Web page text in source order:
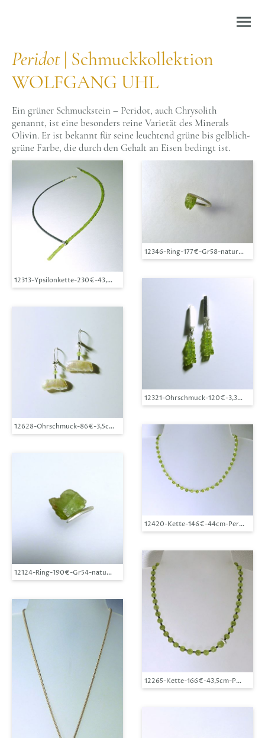
Peridot| Schmuckkollektion
WOLFGANG UHL
Ein grüner Schmuckstein – Peridot, auch Chrysolith
genannt, ist eine besonders reine Varietät des Minerals
Olivin. Er ist bekannt für seine leuchtend grüne bis gelblich-
grüne Farbe, die durch den Gehalt an Eisen bedingt ist.
12313-Ypsilonkette-230€-43,8cm Halsweite-Peridot-Hämatin-Silber
12628-Ohrschmuck-86€-3,5cm-Peridot-Süßwasserzuchtperlen-Silber
12124-Ring-190€-Gr54-naturgewachsener Peridot Kristall-Silber
12346-Ring-177€-Gr58-
12321-Ohrschmuck-120€-3,3cm-
12420-Kette-146€-44cm-Peridot-
12265-Kette-166€-43,5cm-Peridot-